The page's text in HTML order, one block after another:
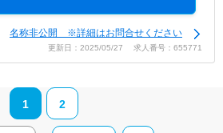
名称非公開 ※詳細はお問合せください
更新日：2025/05/27 求人番号：655771
1 2